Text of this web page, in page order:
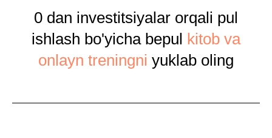
0 dan investitsiyalar orqali pul
ishlash bo'yicha bepul kitob va
onlayn treningni yuklab oling